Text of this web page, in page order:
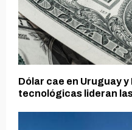
Dólar cae en Uruguay
tecnológicas lideran